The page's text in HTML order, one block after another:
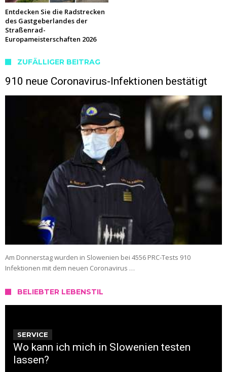
Entdecken Sie die Radstrecken
des Gastgeberlandes der
Straßenrad-
Europameisterschaften 2026
ZUFÄLLIGER BEITRAG
910 neue Coronavirus-Infektionen bestätigt
Am Donnerstag wurden in Slowenien bei 4556 PRC-Tests 910
Infektionen mit dem neuen Coronavirus …
BELIEBTER LEBENSTIL
SERVICE
Wo kann ich mich in Slowenien testen
lassen?